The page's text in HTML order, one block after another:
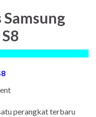
perangkat terbaru